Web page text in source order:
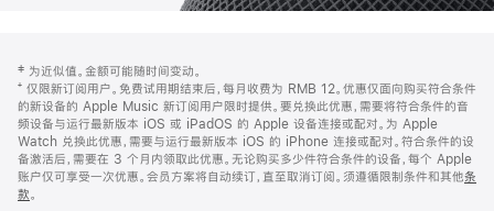
页
页
脚
注
‡ 为近似值。金额可能随时间变动。
⁺ 仅限新订阅用户。免费试用期结束后，每月收费为 RMB 12。优惠仅面向购买符合条件
的新设备的 Apple Music 新订阅用户限时提供。要兑换此优惠，需要将符合条件的音
频设备与运行最新版本 iOS 或 iPadOS 的 Apple 设备连接或配对。为 Apple
Watch 兑换此优惠，需要与运行最新版本 iOS 的 iPhone 连接或配对。符合条件的设
备激活后，需要在 3 个月内领取此优惠。无论购买多少件符合条件的设备，每个 Apple
账户仅可享受一次优惠。会员方案将自动续订，直至取消订阅。须遵循限制条件和其他条
款。